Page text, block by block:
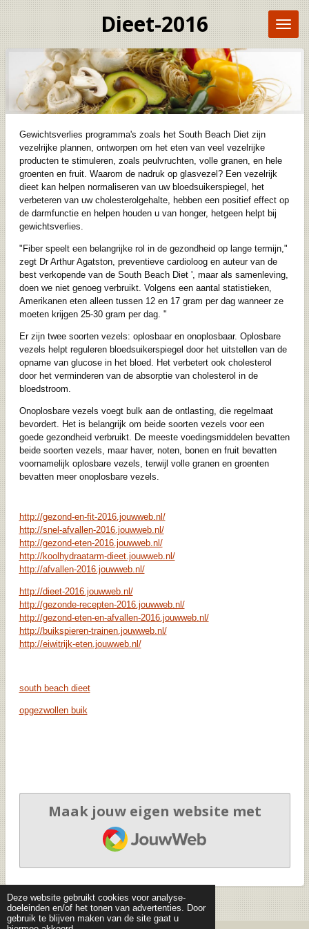
Deze website gebruikt cookies voor analyse-
doeleinden en/of het tonen van advertenties. Door
gebruik te blijven maken van de site gaat u
hoofdinhoud
Dieet-2016
Gewichtsverlies programma's zoals het South Beach Diet zijn
vezelrijke plannen, ontworpen om het eten van veel vezelrijke
producten te stimuleren, zoals peulvruchten, volle granen, en hele
groenten en fruit. Waarom de nadruk op glasvezel? Een vezelrijk
dieet kan helpen normaliseren van uw bloedsuikerspiegel, het
verbeteren van uw cholesterolgehalte, hebben een positief effect op
de darmfunctie en helpen houden u van honger, hetgeen helpt bij
gewichtsverlies.
"Fiber speelt een belangrijke rol in de gezondheid op lange termijn,"
zegt Dr Arthur Agatston, preventieve cardioloog en auteur van de
best verkopende van de South Beach Diet ', maar als samenleving,
doen we niet genoeg verbruikt. Volgens een aantal statistieken,
Amerikanen eten alleen tussen 12 en 17 gram per dag wanneer ze
moeten krijgen 25-30 gram per dag. "
Er zijn twee soorten vezels: oplosbaar en onoplosbaar. Oplosbare
vezels helpt reguleren bloedsuikerspiegel door het uitstellen van de
opname van glucose in het bloed. Het verbetert ook cholesterol
door het verminderen van de absorptie van cholesterol in de
bloedstroom.
Onoplosbare vezels voegt bulk aan de ontlasting, die regelmaat
bevordert. Het is belangrijk om beide soorten vezels voor een
goede gezondheid verbruikt. De meeste voedingsmiddelen bevatten
beide soorten vezels, maar haver, noten, bonen en fruit bevatten
voornamelijk oplosbare vezels, terwijl volle granen en groenten
bevatten meer onoplosbare vezels.
http://gezond-en-fit-2016.jouwweb.nl/
http://snel-afvallen-2016.jouwweb.nl/
http://gezond-eten-2016.jouwweb.nl/
http://koolhydraatarm-dieet.jouwweb.nl/
http://afvallen-2016.jouwweb.nl/
http://dieet-2016.jouwweb.nl/
http://gezonde-recepten-2016.jouwweb.nl/
http://gezond-eten-en-afvallen-2016.jouwweb.nl/
http://buikspieren-trainen.jouwweb.nl/
http://eiwitrijk-eten.jouwweb.nl/
south beach dieet
opgezwollen buik
Maak jouw eigen website met
JouwWeb